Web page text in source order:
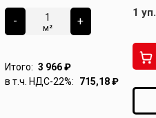
-
м²
+
Итого: 3 966₽
в т.ч. НДС-22%:
715,18₽
1 уп.